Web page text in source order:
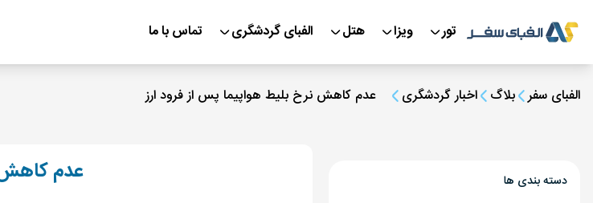
تور ویزا هتل الفبای گردشگری تماس با ما
الفبای سفر بلاگ اخبار گردشگری عدم کاهش نرخ بلیط هواپیما پس از فرود ارز
دسته بندی ها
عدم کاهش